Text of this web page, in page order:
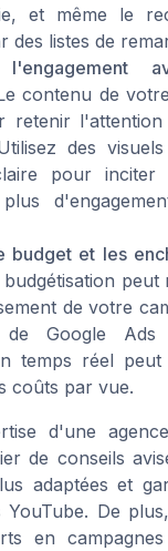
et même le
des listes de
l'engagement
contenu de
retenir l'attention
des
pour
budget et les
budgétisation
de votre
de Google
temps réel peut
coûts par vue.
d'une
de conseils
adaptées et
YouTube. De
en